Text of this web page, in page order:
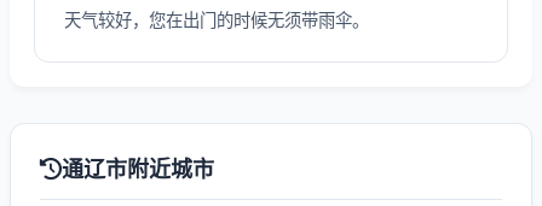
天气较好，您在出门的时候无须带雨伞。
通辽市附近城市